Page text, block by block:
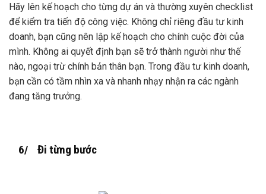
Hãy lên kế hoạch cho từng dự án và thường xuyên checklist
để kiểm tra tiến độ công việc. Không chỉ riêng đầu tư kinh
doanh, bạn cũng nên lập kế hoạch cho chính cuộc đời của
mình. Không ai quyết định bạn sẽ trở thành người như thế
nào, ngoại trừ chính bản thân bạn. Trong đầu tư kinh doanh,
bạn cần có tầm nhìn xa và nhanh nhạy nhận ra các ngành
đang tăng trưởng.
6/ Đi từng bước